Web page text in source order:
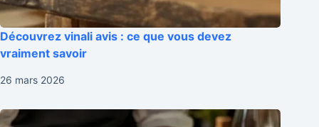
Découvrez vinali avis : ce que vous devez
vraiment savoir
26 mars 2026